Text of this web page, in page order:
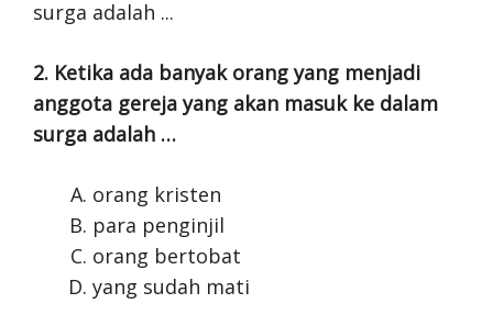
2. Ketika ada banyak orang yang menjadi
anggota gereja yang akan masuk ke dalam
surga adalah …
orang kristen
para penginjil
orang bertobat
yang sudah mati